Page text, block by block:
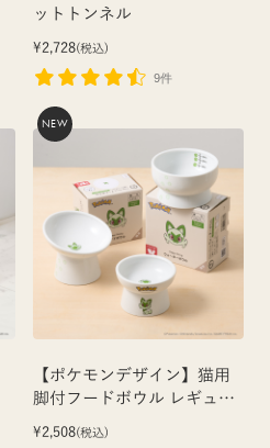
ットトンネル
¥2,728(税込)
9件
NEW
【ポケモンデザイン】猫用
脚付フードボウル レギュラ
¥2,508(税込)